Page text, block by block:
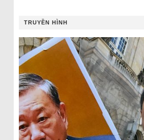
TRUYỀN HÌNH